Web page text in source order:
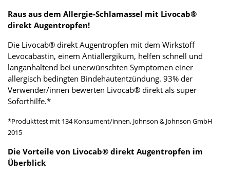
Raus aus dem Allergie-Schlamassel mit Livocab®
direkt Augentropfen!
Die Livocab® direkt Augentropfen mit dem Wirkstoff
Levocabastin, einem Antiallergikum, helfen schnell und
langanhaltend bei unerwünschten Symptomen einer
allergisch bedingten Bindehautentzündung. 93% der
Verwender/innen bewerten Livocab® direkt als super
Soforthilfe.*
*Produkttest mit 134 Konsument/innen, Johnson & Johnson GmbH
2015
Die Vorteile von Livocab® direkt Augentropfen im
Überblick